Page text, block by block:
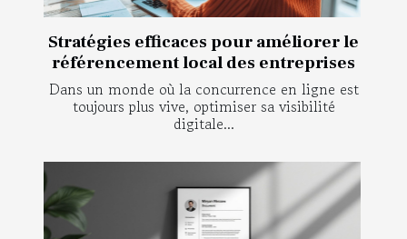
Stratégies efficaces pour améliorer le
référencement local des entreprises
Dans un monde où la concurrence en ligne est
toujours plus vive, optimiser sa visibilité
digitale...